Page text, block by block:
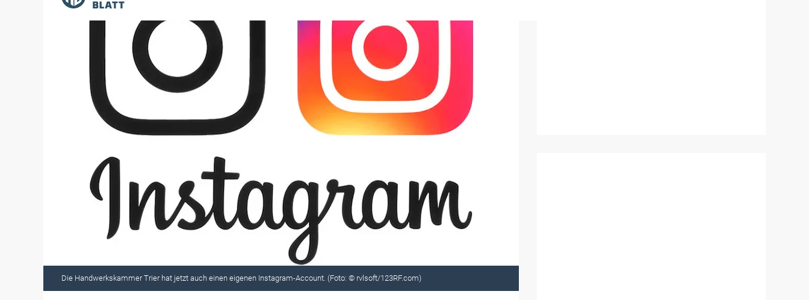
Die Handwerkskammer Trier hat jetzt auch einen eigenen Instagram-Account. (Foto: © rvlsoft/123RF.com)